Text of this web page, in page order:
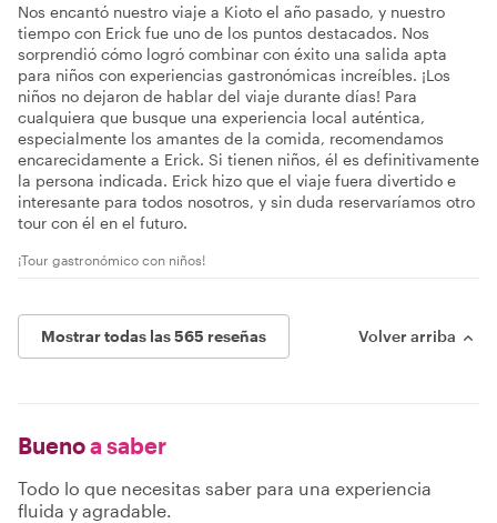
Nos encantó nuestro viaje a Kioto el año pasado, y nuestro
tiempo con Erick fue uno de los puntos destacados. Nos
sorprendió cómo logró combinar con éxito una salida apta
para niños con experiencias gastronómicas increíbles. ¡Los
niños no dejaron de hablar del viaje durante días! Para
cualquiera que busque una experiencia local auténtica,
especialmente los amantes de la comida, recomendamos
encarecidamente a Erick. Si tienen niños, él es definitivamente
la persona indicada. Erick hizo que el viaje fuera divertido e
interesante para todos nosotros, y sin duda reservaríamos otro
tour con él en el futuro.
¡Tour gastronómico con niños!
Mostrar todas las 565 reseñas Volver arriba
Buenoa saber
Todo lo que necesitas saber para una experiencia
fluida y agradable.